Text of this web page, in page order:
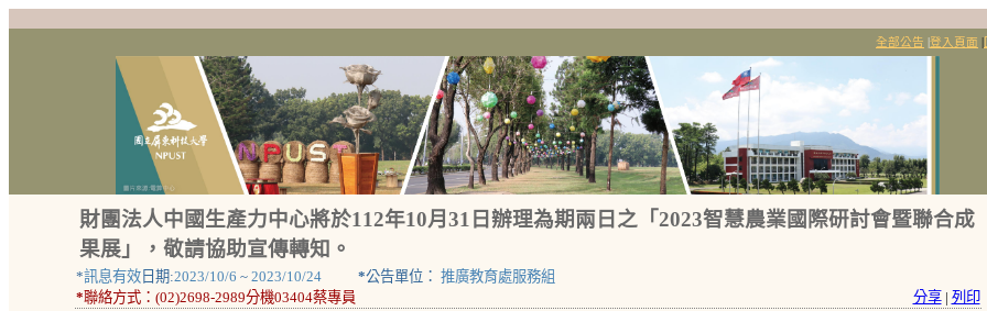
全部公告 登入頁面
財團法人中國生產力中心將於112年10月31日辦理為期兩日之「2023智慧農業國際研討會暨聯合成
果展」，敬請協助宣傳轉知。
*訊息有效日期:2023/10/6 ~ 2023/10/24*公告單位： 推廣教育處服務組
*聯絡方式： (02)2698-2989分機03404蔡專員 分享 | 列印